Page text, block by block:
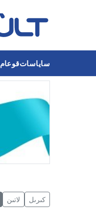
ساياساتقوعام
كىرىل لاتىن